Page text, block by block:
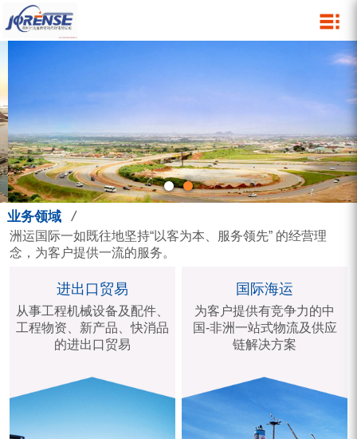
发展足迹
组织机构
国际海运
物流仓储
特种柜运输
报关报检
国际快递
集团服务
行业动态
营销活动
人才培训
业务领域 /
洲运国际一如既往地坚持“以客为本、服务领先” 的经营理
念，为客户提供一流的服务。
进出口贸易
从事工程机械设备及配件、
工程物资、新产品、快消品
的进出口贸易
国际海运
为客户提供有竞争力的中
国-非洲一站式物流及供应
链解决方案